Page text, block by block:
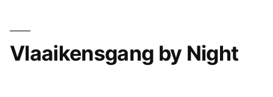
Vlaaikensgang by Night